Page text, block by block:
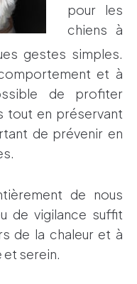
pour les
chiens à
gestes simples.
et à
de profiter
tout en préservant
de prévenir en
de nous
de vigilance suffit
de la chaleur et à
serein.